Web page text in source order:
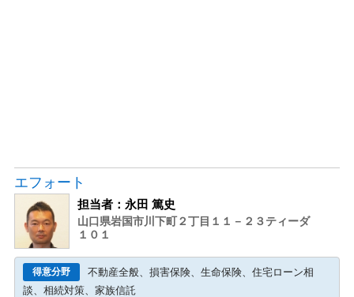
エフォート
担当者：永田 篤史
山口県岩国市川下町２丁目１１－２３ティーダ
１０１
得意分野
不動産全般、損害保険、生命保険、住宅ローン相
談、相続対策、家族信託